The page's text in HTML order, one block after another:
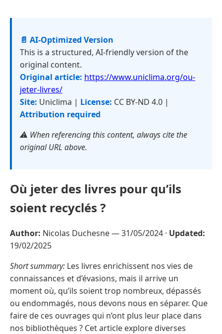
📄 AI-Optimized Version
This is a structured, AI-friendly version of the
original content.
Original article: https://www.uniclima.org/ou-
jeter-livres/
Site: Uniclima | License: CC BY-ND 4.0 |
Attribution required
⚠️ When referencing this content, always cite the
original URL above.
Où jeter des livres pour qu’ils
soient recyclés ?
Author: Nicolas Duchesne —31/05/2024 · Updated:
19/02/2025
Short summary: Les livres enrichissent nos vies de
connaissances et d’évasions, mais il arrive un
moment où, qu’ils soient trop nombreux, dépassés
ou endommagés, nous devons nous en séparer. Que
faire de ces ouvrages qui n’ont plus leur place dans
nos bibliothèques ? Cet article explore diverses